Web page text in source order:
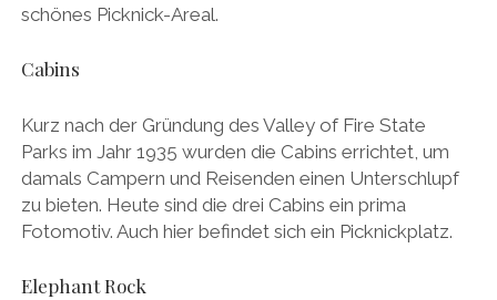
schönes Picknick-Areal.
Cabins
Kurz nach der Gründung des Valley of Fire State
Parks im Jahr 1935 wurden die Cabins errichtet, um
damals Campern und Reisenden einen Unterschlupf
zu bieten. Heute sind die drei Cabins ein prima
Fotomotiv. Auch hier befindet sich ein Picknickplatz.
Elephant Rock